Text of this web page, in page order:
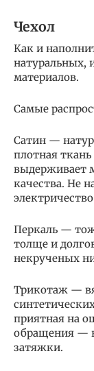
Чехол
Как и
натуральных,
материалов.
Самые
Сатин —
плотная
выдерживает
качества. Не
Перкаль —
толще и
некрученых
Трикотаж —
приятная на
обращения —
затяжки.